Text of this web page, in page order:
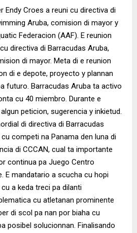
Endy Croes a reuni cu directiva di
Aruba, comision di mayor y
Federacion (AAF). E reunion
directiva di Barracudas Aruba,
di mayor. Meta di e reunion
di e depote, proyecto y plannan
futuro. Barracudas Aruba ta activo
cu 40 miembro. Durante e
peticion, sugerencia y inkietud.
di directiva di Barracudas
competi na Panama den luna di
di CCCAN, cual ta importante
continua pa Juego Centro
E mandatario a scucha cu hopi
a keda treci pa dilanti
cu atletanan prominente
di scol pa nan por biaha cu
posibel solucionnan. Finalisando